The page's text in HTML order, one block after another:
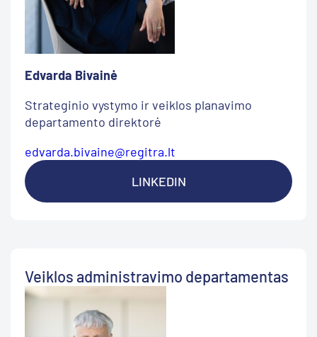
Edvarda Bivainė
Strateginio vystymo ir veiklos planavimo
departamento direktorė
edvarda.bivaine@regitra.lt
LINKEDIN
Veiklos administravimo departamentas